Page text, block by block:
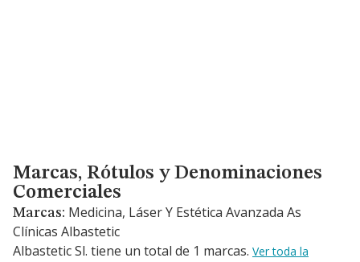
Marcas, Rótulos y Denominaciones Comerciales
Marcas, Rótulos y Denominaciones
Comerciales
Marcas: Medicina, Láser Y Estética Avanzada As
Clínicas Albastetic
Albastetic Sl. tiene un total de 1 marcas. Ver toda la